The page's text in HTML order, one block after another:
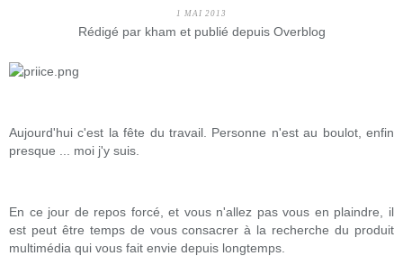
1 MAI 2013
Rédigé par kham et publié depuis Overblog
Aujourd'hui c'est la fête du travail. Personne n'est au boulot, enfin
presque ... moi j'y suis.
En ce jour de repos forcé, et vous n'allez pas vous en plaindre, il
est peut être temps de vous consacrer à la recherche du produit
multimédia qui vous fait envie depuis longtemps.